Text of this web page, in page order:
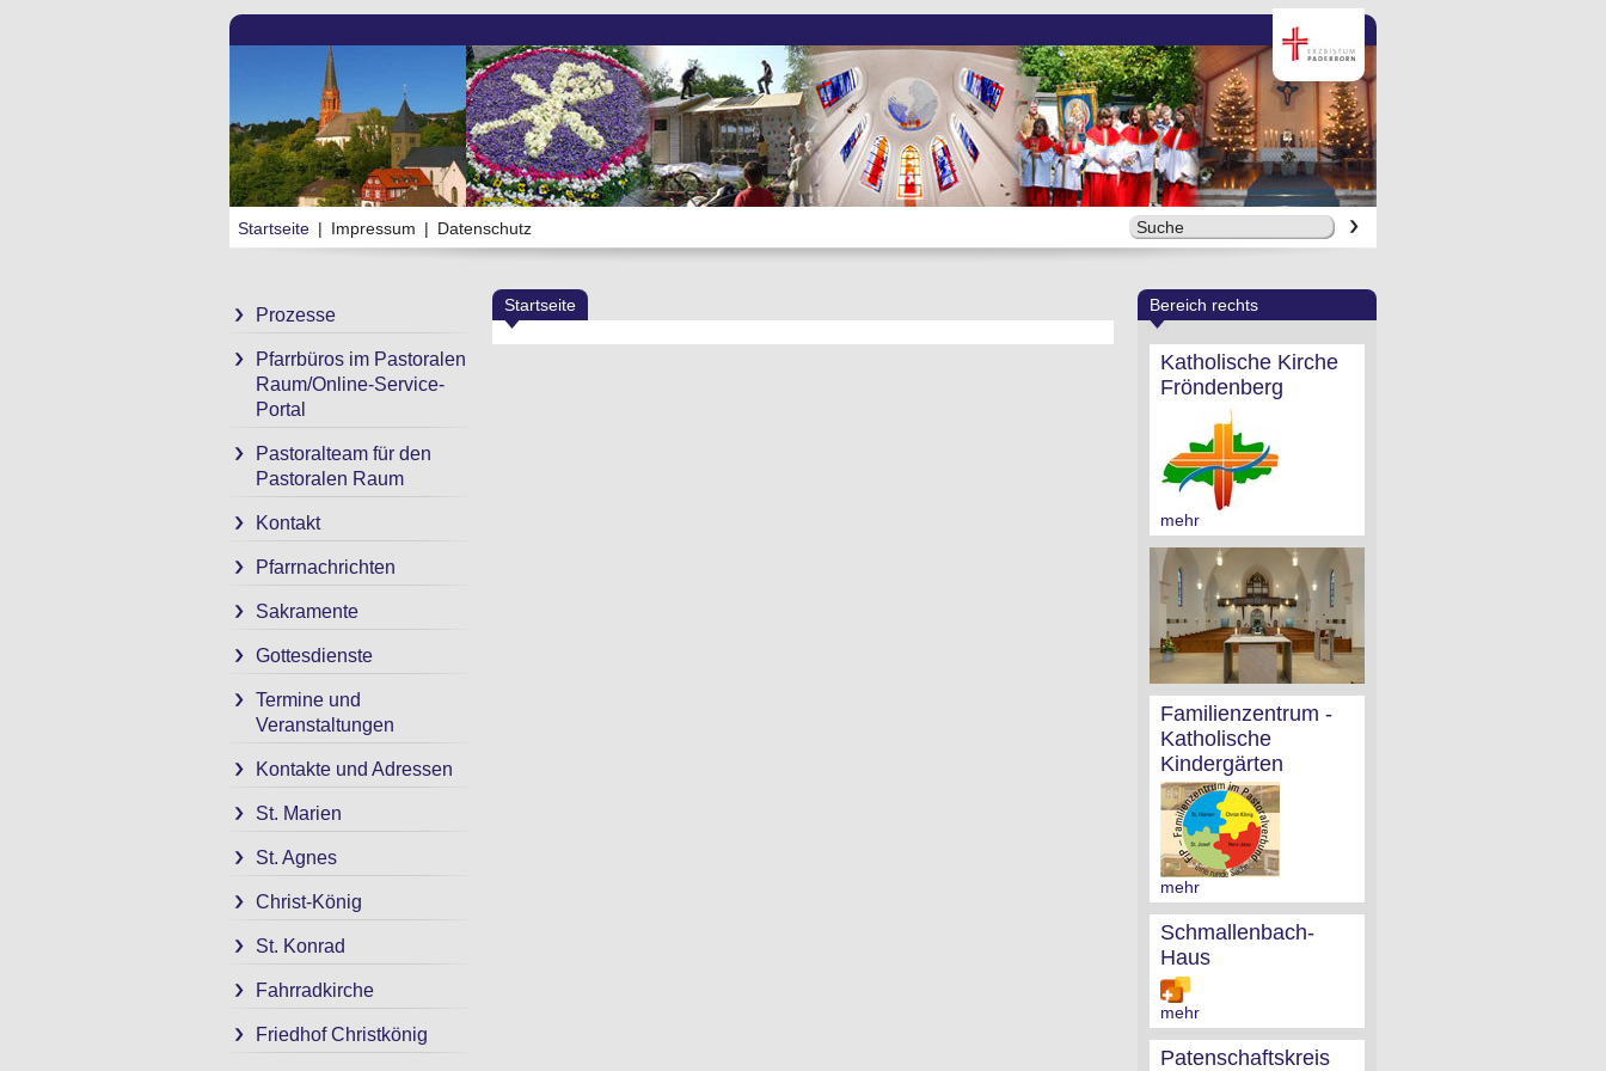
Startseite | Impressum | Datenschutz
Prozesse
Pfarrbüros im Pastoralen
Raum/Online-Service-
Portal
Pastoralteam für den
Pastoralen Raum
Kontakt
Pfarrnachrichten
Sakramente
Gottesdienste
Termine und
Veranstaltungen
Kontakte und Adressen
St. Marien
St. Agnes
Christ-König
St. Konrad
Fahrradkirche
Friedhof Christkönig
Bereich rechts
Katholische Kirche
Fröndenberg
mehr
Familienzentrum -
Katholische
Kindergärten
mehr
Schmallenbach-
Haus
mehr
Patenschaftskreis
Startseite